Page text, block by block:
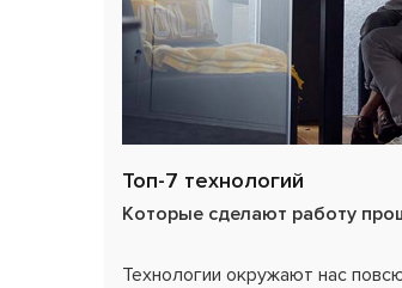
Топ-7 технологий
Которые сделают работу
Технологии окружают нас